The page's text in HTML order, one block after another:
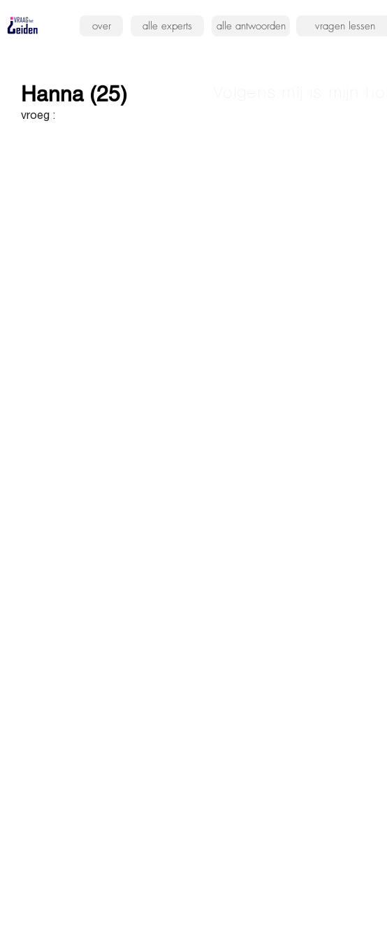
over alle experts alle antwoorden vragen lessen
Hanna (25)
vroeg :